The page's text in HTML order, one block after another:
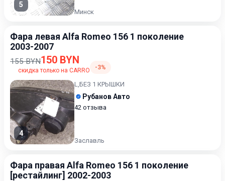
5
Минск
Фара левая Alfa Romeo 156 1 поколение
2003-2007
155 BYN150 BYN
скидка только на CARRO -3%
4
L,БЕЗ 1 КРЫШКИ
Рубанов Авто
42 отзыва
Заславль
Фара правая Alfa Romeo 156 1 поколение
[рестайлинг] 2002-2003